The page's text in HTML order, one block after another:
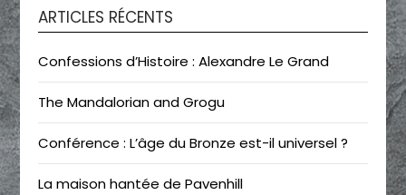
ARTICLES RÉCENTS
Confessions d’Histoire : Alexandre Le Grand
The Mandalorian and Grogu
Conférence : L’âge du Bronze est-il universel ?
La maison hantée de Pavenhill